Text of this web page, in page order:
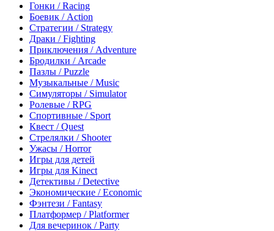
Гонки / Racing
Боевик / Action
Стратегии / Strategy
Драки / Fighting
Приключения / Adventure
Бродилки / Arcade
Пазлы / Puzzle
Музыкальные / Music
Симуляторы / Simulator
Ролевые / RPG
Спортивные / Sport
Квест / Quest
Стрелялки / Shooter
Ужасы / Horror
Игры для детей
Игры для Kinect
Детективы / Detective
Экономические / Economic
Фэнтези / Fantasy
Платформер / Platformer
Для вечеринок / Party